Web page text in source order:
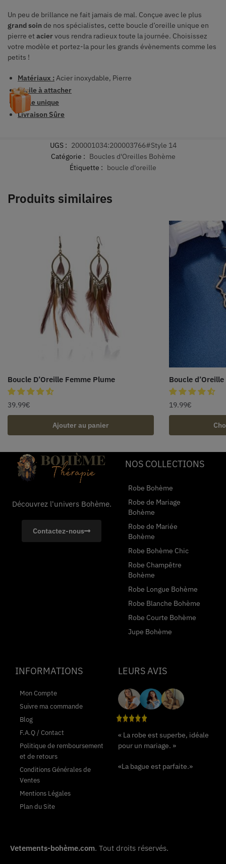
Un peu de brillance ne fait jamais de mal. Conçue avec le plus
grand soinde nos spécialistes, cette boucle d’oreille unique en
pierre etacier vous rendra radieux toute la journée. Choisissez
votre modèle et portez-la pour les grands évènements comme les
petits !
Matériaux : Acier inoxydable, Pierre
Facile à attacher
Taille unique
Livraison Sûre
UGS : 200001034:200003766#Style 14
Catégorie : Boucles d'Oreilles Bohème
Étiquette : boucle d'oreille
Produits similaires
Boucle D’Oreille Femme Plume
39.99€
Ajouter au panier
Boucle
19.99€
Découvrez l'univers Bohème.
Contactez-nous
NOS COLLECTIONS
Robe Bohème
Robe de Mariage
Bohème
Robe de Mariée
Bohème
Robe Bohème Chic
Robe Champêtre
Bohème
Robe Longue Bohème
Robe Blanche Bohème
Robe Courte Bohème
Jupe Bohème
INFORMATIONS
Mon Compte
Suivre ma commande
Blog
F.A.Q / Contact
Politique de remboursement
et de retours
Conditions Générales de
Ventes
Mentions Légales
Plan du Site
LEURS AVIS
« La robe est superbe, idéale
pour un mariage. »
«La bague est parfaite.»
Vetements-bohème.com. Tout droits réservés.